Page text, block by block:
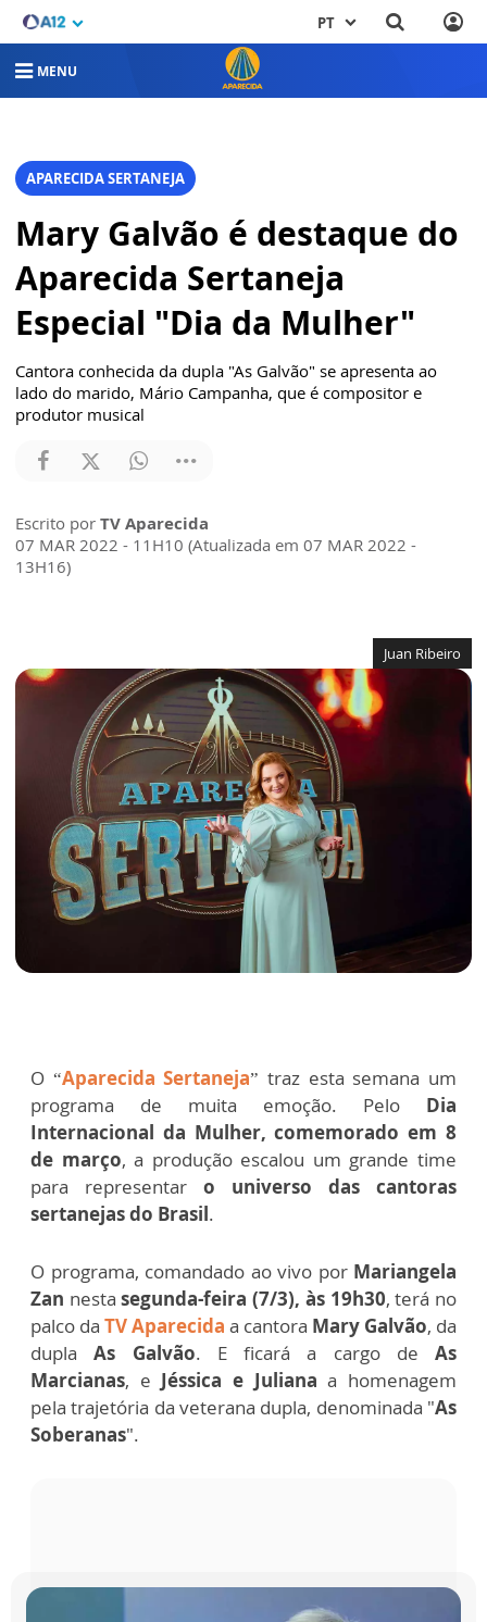
PT
MENU
APARECIDA SERTANEJA
Mary Galvão é destaque do
Aparecida Sertaneja
Especial "Dia da Mulher"
Cantora conhecida da dupla "As Galvão" se apresenta ao
lado do marido, Mário Campanha, que é compositor e
produtor musical
Escrito por TV Aparecida
07 MAR 2022 - 11H10 (Atualizada em 07 MAR 2022 -
13H16)
Juan Ribeiro
O “Aparecida Sertaneja” traz esta semana um
programa de muita emoção. Pelo Dia
Internacional da Mulher, comemorado em 8
de março, a produção escalou um grande time
para representar o universo das cantoras
sertanejas do Brasil.
O programa, comandado ao vivo por Mariangela
Zan nestasegunda-feira (7/3), às 19h30, terá no
palco da TV Aparecida a cantora Mary Galvão, da
duplaAs Galvão. E ficará a cargo de As
Marcianas, e Jéssica e Juliana a homenagem
pela trajetória da veterana dupla, denominada "As
Soberanas".